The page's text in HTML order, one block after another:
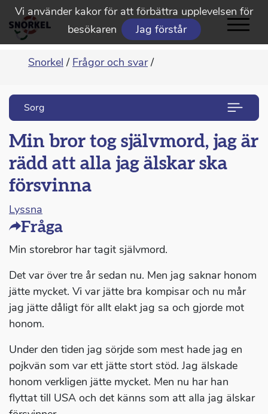
Vi använder kakor för att förbättra upplevelsen för
besökaren
Jag förstår
Snorkel / Frågor och svar /
Sorg
Min bror tog självmord, jag är
rädd att alla jag älskar ska
försvinna
Lyssna
Fråga
Min storebror har tagit självmord.
Det var över tre år sedan nu. Men jag saknar honom
jätte mycket. Vi var jätte bra kompisar och nu mår
jag jätte dåligt för allt elakt jag sa och gjorde mot
honom.
Under den tiden jag sörjde som mest hade jag en
pojkvän som var ett jätte stort stöd. Jag älskade
honom verkligen jätte mycket. Men nu har han
flyttat till USA och det känns som att alla jag älskar